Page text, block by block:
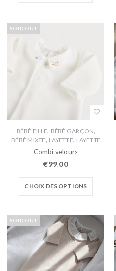
SOLD OUT
BÉBÉ FILLE, BÉBÉ GARÇON,
BÉBÉ MIXTE, LAYETTE, LAYETTE
Combi velours
€99,00
CHOIX DES OPTIONS
SOLD OUT